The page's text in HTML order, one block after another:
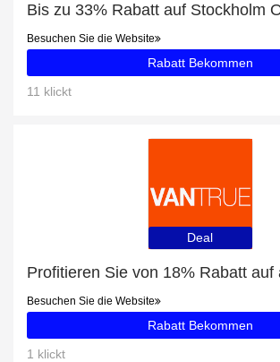
Besuchen Sie die Website
Rabatt Bekommen
11 klickt
Deal
Profitieren Sie von 18% Rabatt auf
Besuchen Sie die Website
Rabatt Bekommen
1 klickt